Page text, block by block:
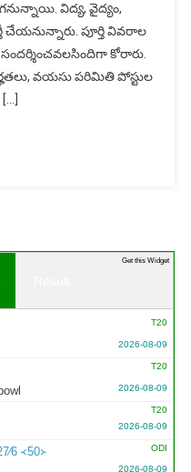
ఉద్యోగాల
క్యాలెండర్
విడుదల!
విద్య, వైద్యం,
చేయనున్నారు. పూర్తి వివరాల
కోరారు.
వయసు పరిమితి పోస్టుల
T20
2026-08-09
T20
2026-08-09
T20
2026-08-09
ODI
᚜50᚛
2026-08-09
Get this Widget